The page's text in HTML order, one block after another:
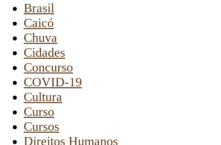
Brasil
Caicó
Chuva
Cidades
Concurso
COVID-19
Cultura
Curso
Cursos
Direitos Humanos